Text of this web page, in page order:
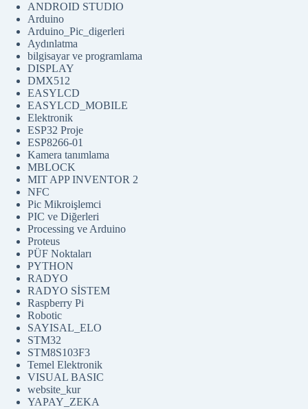
ANDROID STUDIO
Arduino
Arduino_Pic_digerleri
Aydınlatma
bilgisayar ve programlama
DISPLAY
DMX512
EASYLCD
EASYLCD_MOBILE
Elektronik
ESP32 Proje
ESP8266-01
Kamera tanımlama
MBLOCK
MIT APP INVENTOR 2
NFC
Pic Mikroişlemci
PIC ve Diğerleri
Processing ve Arduino
Proteus
PÜF Noktaları
PYTHON
RADYO
RADYO SİSTEM
Raspberry Pi
Robotic
SAYISAL_ELO
STM32
STM8S103F3
Temel Elektronik
VISUAL BASIC
website_kur
YAPAY_ZEKA